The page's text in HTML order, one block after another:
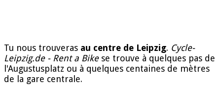
Tu nous trouveras au centre de Leipzig. Cycle-
Leipzig.de - Rent a Bikese trouve à quelques pas de
l'Augustusplatz ou à quelques centaines de mètres
de la gare centrale.